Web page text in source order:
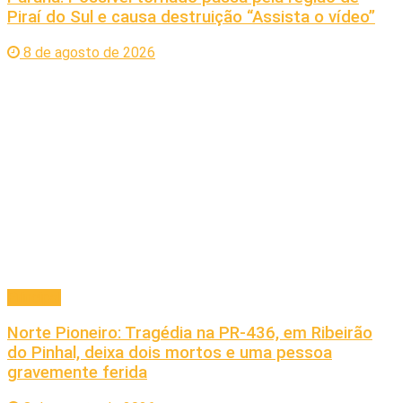
Piraí do Sul e causa destruição “Assista o vídeo”
8 de agosto de 2026
Norte Pioneiro: Tragédia na PR-436, em Ribeirão
do Pinhal, deixa dois mortos e uma pessoa
gravemente ferida